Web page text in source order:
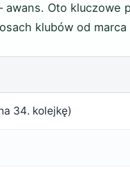
awans. Oto
klubów od
34. kolejkę)